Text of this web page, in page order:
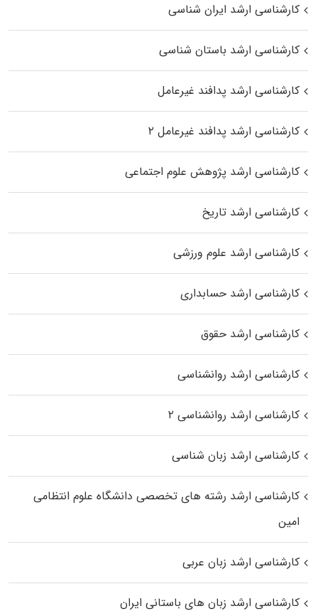
کارشناسی ارشد ایران شناسی
کارشناسی ارشد باستان شناسی
کارشناسی ارشد پدافند غیرعامل
کارشناسی ارشد پدافند غیرعامل ۲
کارشناسی ارشد پژوهش علوم اجتماعی
کارشناسی ارشد تاریخ
کارشناسی ارشد علوم ورزشی
کارشناسی ارشد حسابداری
کارشناسی ارشد حقوق
کارشناسی ارشد روانشناسی
کارشناسی ارشد روانشناسی ۲
کارشناسی ارشد زبان شناسی
کارشناسی ارشد رﺷﺘﻪ ﻫﺎی تخصصی داﻧﺸﮕﺎه ﻋﻠﻮم انتظامی
اﻣﻴﻦ
کارشناسی ارشد زبان عربی
کارشناسی ارشد زبان‌ های باستانی ایران